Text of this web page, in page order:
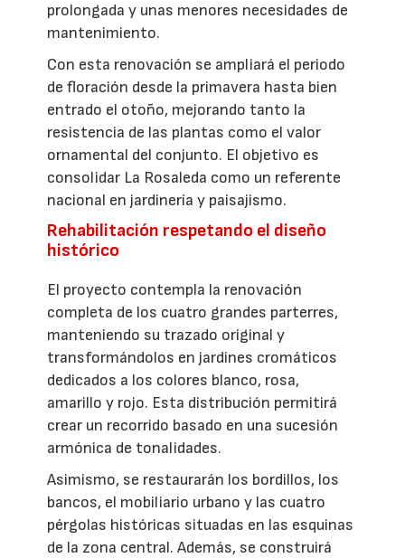
prolongada y unas menores necesidades de
mantenimiento.
Con esta renovación se ampliará el periodo
de floración desde la primavera hasta bien
entrado el otoño, mejorando tanto la
resistencia de las plantas como el valor
ornamental del conjunto. El objetivo es
consolidar La Rosaleda como un referente
nacional en jardinería y paisajismo.
Rehabilitación respetando el diseño
histórico
El proyecto contempla la renovación
completa de los cuatro grandes parterres,
manteniendo su trazado original y
transformándolos en jardines cromáticos
dedicados a los colores blanco, rosa,
amarillo y rojo. Esta distribución permitirá
crear un recorrido basado en una sucesión
armónica de tonalidades.
Asimismo, se restaurarán los bordillos, los
bancos, el mobiliario urbano y las cuatro
pérgolas históricas situadas en las esquinas
de la zona central. Además, se construirá